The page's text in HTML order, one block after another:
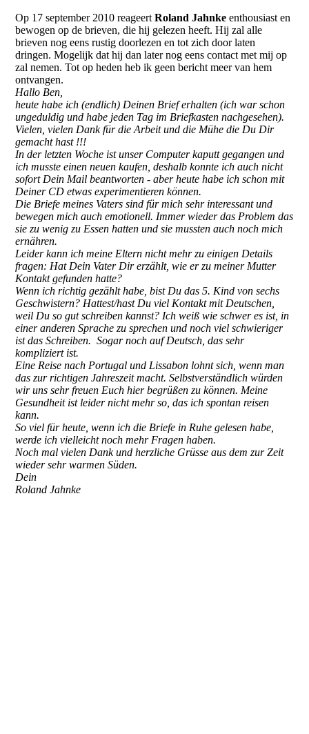
Op 17 september 2010 reageertRoland Jahnke enthousiast en
bewogen op de brieven, die hij gelezen heeft. Hij zal alle
brieven nog eens rustig doorlezen en tot zich door laten
dringen. Mogelijk dat hij dan later nog eens contact met mij op
zal nemen. Tot op heden heb ik geen bericht meer van hem
ontvangen.
Hallo Ben,
heute habe ich (endlich) Deinen Brief erhalten (ich war schon
ungeduldig und habe jeden Tag im Briefkasten nachgesehen).
Vielen, vielen Dank für die Arbeit und die Mühe die Du Dir
gemacht hast !!!
In der letzten Woche ist unser Computer kaputt gegangen und
ich musste einen neuen kaufen, deshalb konnte ich auch nicht
sofort Dein Mail beantworten - aber heute habe ich schon mit
Deiner CD etwas experimentieren können.
Die Briefe meines Vaters sind für mich sehr interessant und
bewegen mich auch emotionell. Immer wieder das Problem das
sie zu wenig zu Essen hatten und sie mussten auch noch mich
ernähren.
Leider kann ich meine Eltern nicht mehr zu einigen Details
fragen: Hat Dein Vater Dir erzählt, wie er zu meiner Mutter
Kontakt gefunden hatte?
Wenn ich richtig gezählt habe, bist Du das 5. Kind von sechs
Geschwistern? Hattest/hast Du viel Kontakt mit Deutschen,
weil Du so gut schreiben kannst? Ich weiß wie schwer es ist, in
einer anderen Sprache zu sprechen und noch viel schwieriger
ist das Schreiben. Sogar noch auf Deutsch, das sehr
kompliziert ist.
Eine Reise nach Portugal und Lissabon lohnt sich, wenn man
das zur richtigen Jahreszeit macht. Selbstverständlich würden
wir uns sehr freuen Euch hier begrüßen zu können. Meine
Gesundheit ist leider nicht mehr so, das ich spontan reisen
kann.
So viel für heute, wenn ich die Briefe in Ruhe gelesen habe,
werde ich vielleicht noch mehr Fragen haben.
Noch mal vielen Dank und herzliche Grüsse aus dem zur Zeit
wieder sehr warmen Süden.
Dein
Roland Jahnke